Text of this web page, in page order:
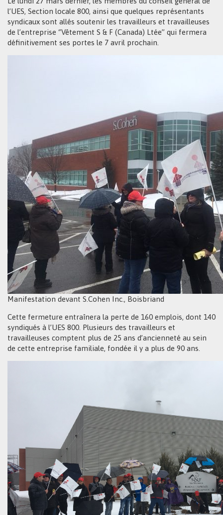
l’UES, Section locale 800, ainsi que quelques représentants
syndicaux sont allés soutenir les travailleurs et travailleuses
de l’entreprise ‘’Vêtement S & F (Canada) Ltée’’ qui fermera
définitivement ses portes le 7 avril prochain.
Manifestation devant S.Cohen Inc., Boisbriand
Cette fermeture entraînera la perte de 160 emplois, dont 140
syndiqués à l’UES 800. Plusieurs des travailleurs et
travailleuses comptent plus de 25 ans d’ancienneté au sein
de cette entreprise familiale, fondée il y a plus de 90 ans.